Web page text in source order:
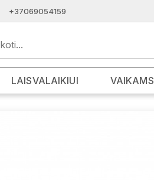
+37069054159
LAISVALAIKIUI VAIKAMS